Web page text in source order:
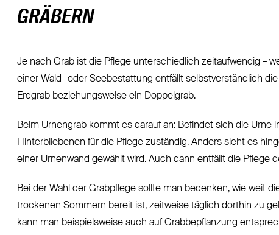
GRÄBERN
Je nach Grab ist die Pflege unterschiedlich zeitaufwendig –
einer Wald- oder Seebestattung entfällt selbstverständlich
Erdgrab beziehungsweise ein Doppelgrab.
Beim Urnengrab kommt es darauf an: Befindet sich die Urne
Hinterbliebenen für die Pflege zuständig. Anders sieht es
einer Urnenwand gewählt wird. Auch dann entfällt die Pflege
Bei der Wahl der Grabpflege sollte man bedenken, wie weit
trockenen Sommern bereit ist, zeitweise täglich dorthin zu
kann man beispielsweise auch auf Grabbepflanzung